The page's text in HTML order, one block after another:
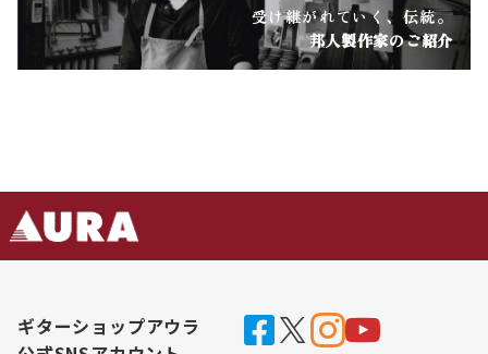
受け継がれていく、伝統。
邦人製作家のご紹介
ギターショップアウラ